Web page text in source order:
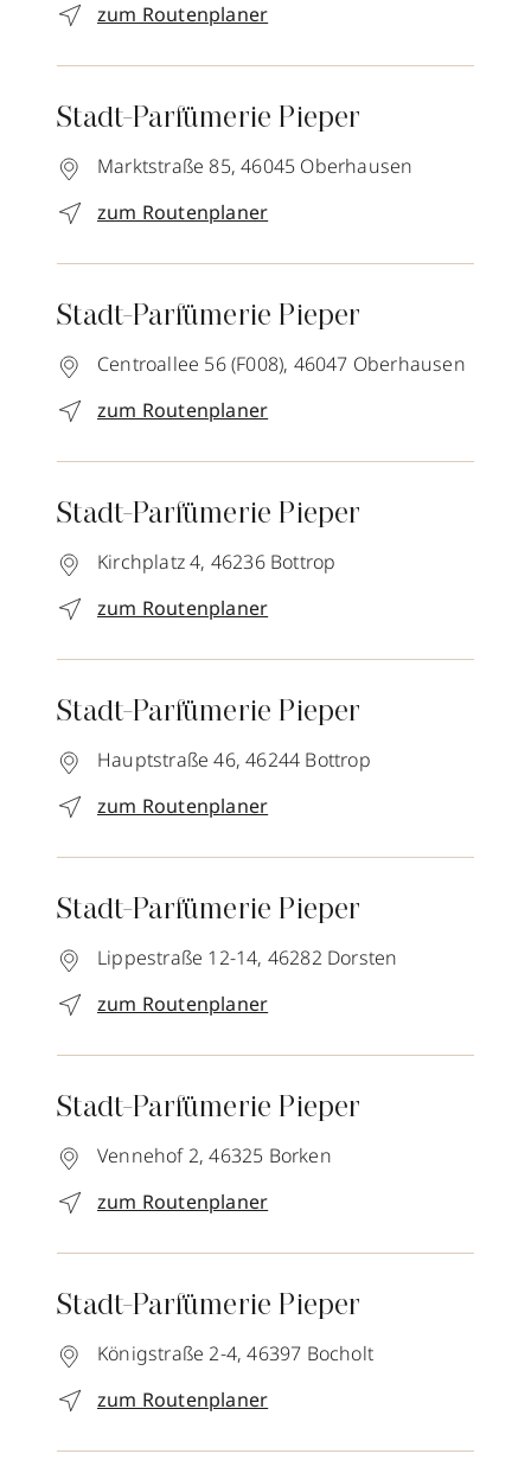
zum Routenplaner
Stadt-Parfümerie Pieper
Marktstraße 85, 46045 Oberhausen
zum Routenplaner
Stadt-Parfümerie Pieper
Centroallee 56 (F008), 46047 Oberhausen
zum Routenplaner
Stadt-Parfümerie Pieper
Kirchplatz 4, 46236 Bottrop
zum Routenplaner
Stadt-Parfümerie Pieper
Hauptstraße 46, 46244 Bottrop
zum Routenplaner
Stadt-Parfümerie Pieper
Lippestraße 12-14, 46282 Dorsten
zum Routenplaner
Stadt-Parfümerie Pieper
Vennehof 2, 46325 Borken
zum Routenplaner
Stadt-Parfümerie Pieper
Königstraße 2-4, 46397 Bocholt
zum Routenplaner